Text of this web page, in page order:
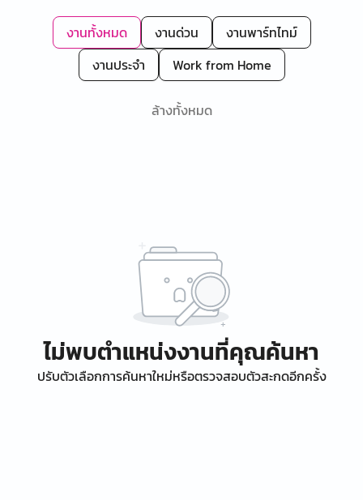
งานทั้งหมด งานด่วน
งานพาร์ทไทม์
งานประจำ
Work from Home
ล้างทั้งหมด
ไม่พบตำแหน่งงานที่คุณค้นหา
ปรับตัวเลือกการค้นหาใหม่หรือตรวจสอบตัวสะกดอีกครั้ง